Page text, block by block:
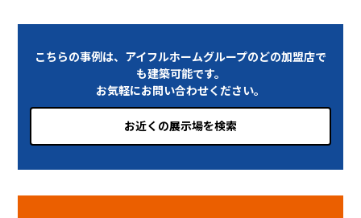
こちらの事例は、アイフルホームグループのどの加盟店で
も建築可能です。
お気軽にお問い合わせください。
お近くの展示場を検索